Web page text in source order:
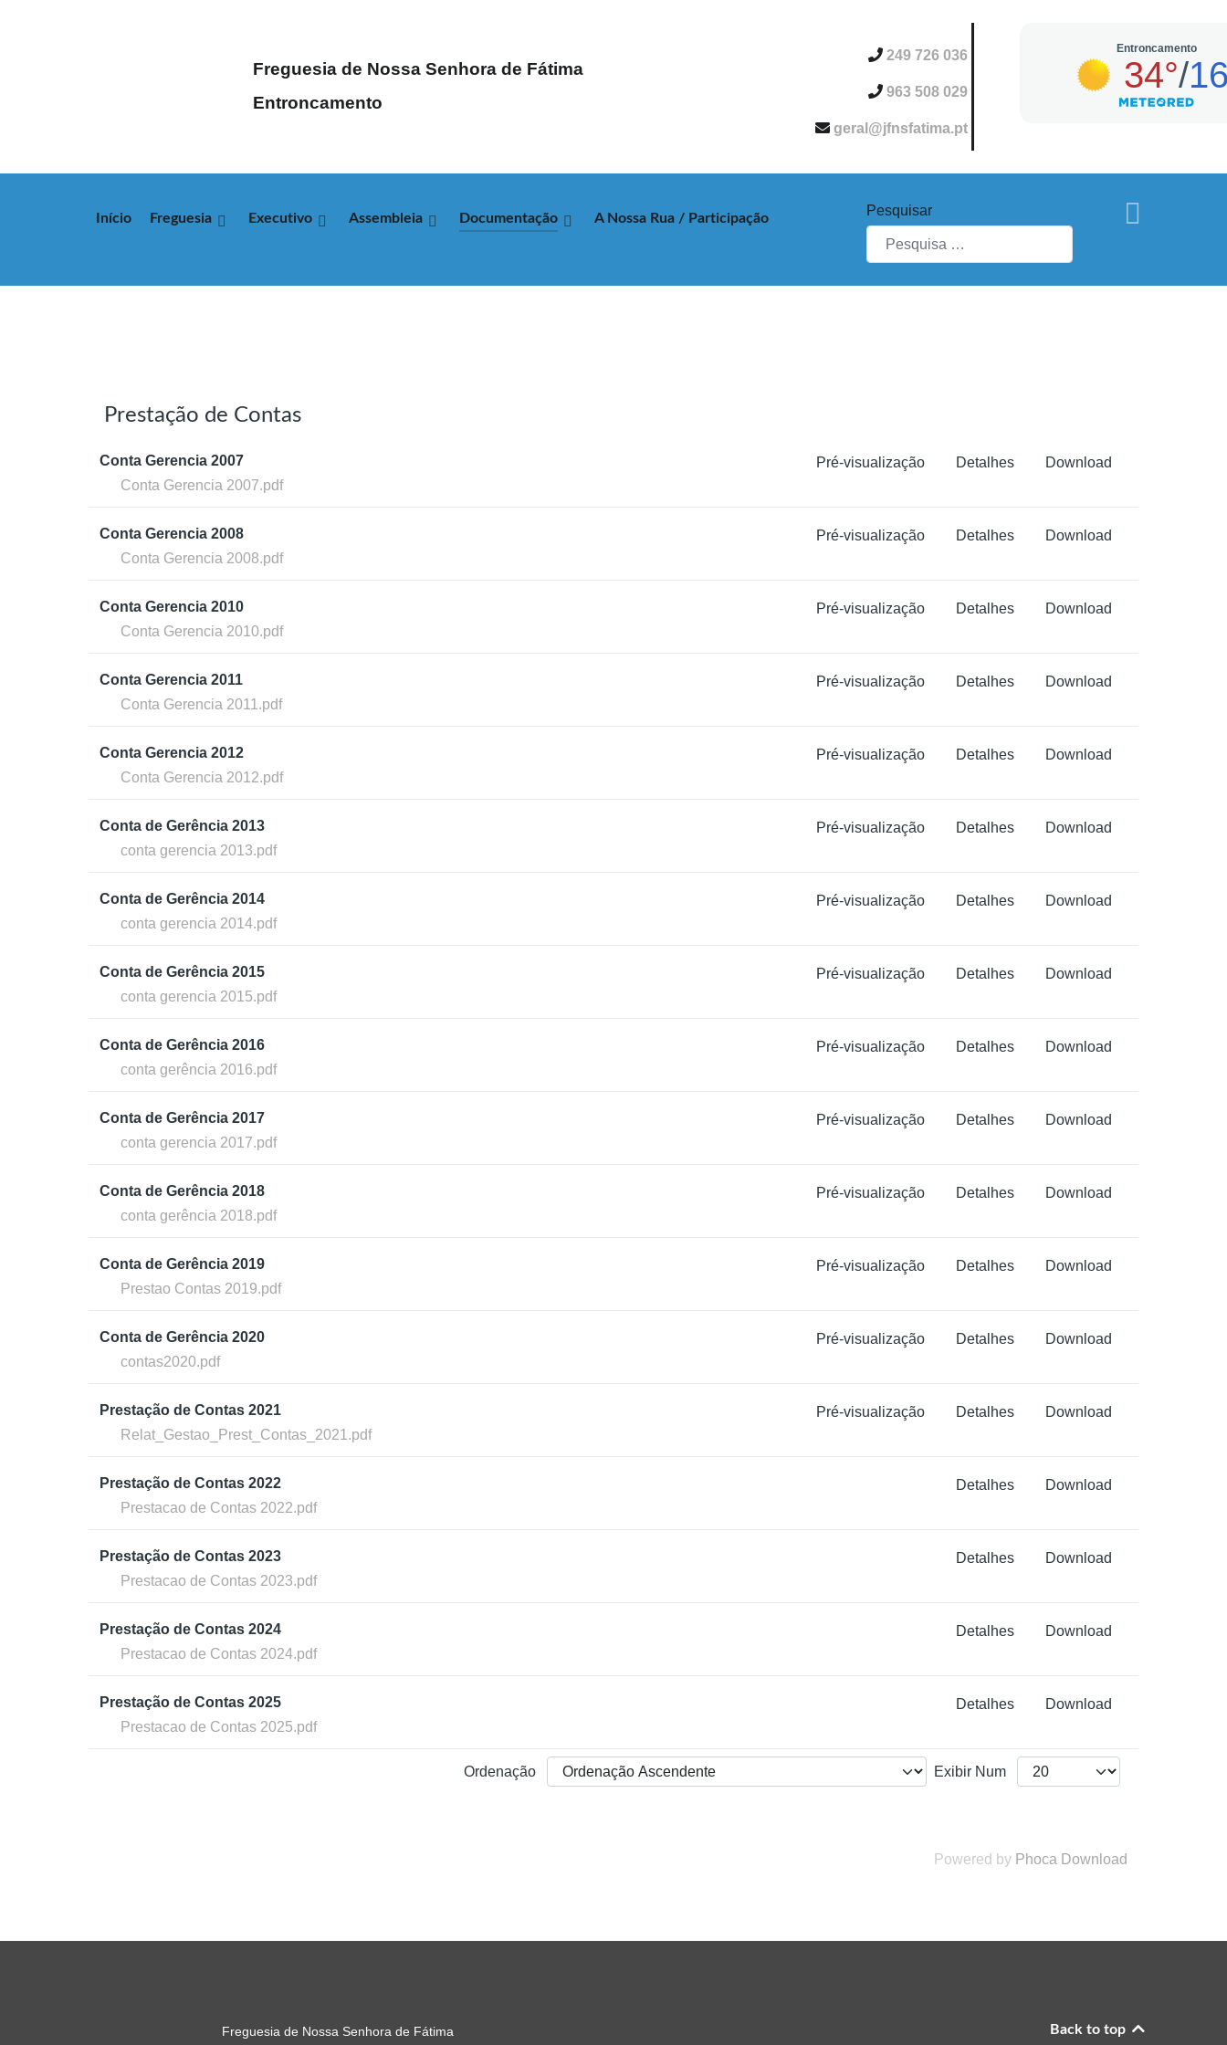
Freguesia de Nossa Senhora de Fátima
Entroncamento
249 726 036
963 508 029
geral@jfnsfatima.pt
Início Freguesia Executivo Assembleia Documentação A Nossa Rua / Participação Pesquisar
Prestação de Contas
Conta Gerencia 2007
Conta Gerencia 2007.pdf
Download
Detalhes
Pré-visualização
Conta Gerencia 2008
Conta Gerencia 2008.pdf
Download
Detalhes
Pré-visualização
Conta Gerencia 2010
Conta Gerencia 2010.pdf
Download
Detalhes
Pré-visualização
Conta Gerencia 2011
Conta Gerencia 2011.pdf
Download
Detalhes
Pré-visualização
Conta Gerencia 2012
Conta Gerencia 2012.pdf
Download
Detalhes
Pré-visualização
Conta de Gerência 2013
conta gerencia 2013.pdf
Download
Detalhes
Pré-visualização
Conta de Gerência 2014
conta gerencia 2014.pdf
Download
Detalhes
Pré-visualização
Conta de Gerência 2015
conta gerencia 2015.pdf
Download
Detalhes
Pré-visualização
Conta de Gerência 2016
conta gerência 2016.pdf
Download
Detalhes
Pré-visualização
Conta de Gerência 2017
conta gerencia 2017.pdf
Download
Detalhes
Pré-visualização
Conta de Gerência 2018
conta gerência 2018.pdf
Download
Detalhes
Pré-visualização
Conta de Gerência 2019
Prestao Contas 2019.pdf
Download
Detalhes
Pré-visualização
Conta de Gerência 2020
contas2020.pdf
Download
Detalhes
Pré-visualização
Prestação de Contas 2021
Relat_Gestao_Prest_Contas_2021.pdf
Download
Detalhes
Pré-visualização
Prestação de Contas 2022
Prestacao de Contas 2022.pdf
Download
Detalhes
Prestação de Contas 2023
Prestacao de Contas 2023.pdf
Download
Detalhes
Prestação de Contas 2024
Prestacao de Contas 2024.pdf
Download
Detalhes
Prestação de Contas 2025
Prestacao de Contas 2025.pdf
Download
Detalhes
Ordenação Exibir Num
Powered by Phoca Download
Freguesia de Nossa Senhora de Fátima Back to top